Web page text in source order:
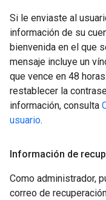
Si le enviaste al
información de su
bienvenida en el que
mensaje incluye un
que vence en 48
restablecer la
información, consulta
usuario.
Información de
Como administrador,
correo de